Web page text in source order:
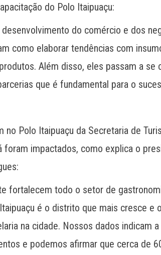
do Polo Itaipuaçu:
desenvolvimento do comércio e dos
como elaborar tendências com
Além disso, eles passam a se
que é fundamental para o
no Polo Itaipuaçu da Secretaria de
foram impactados, como explica o
fortalecem todo o setor de
é o distrito que mais cresce e
na cidade. Nossos dados indicam
e podemos afirmar que cerca de